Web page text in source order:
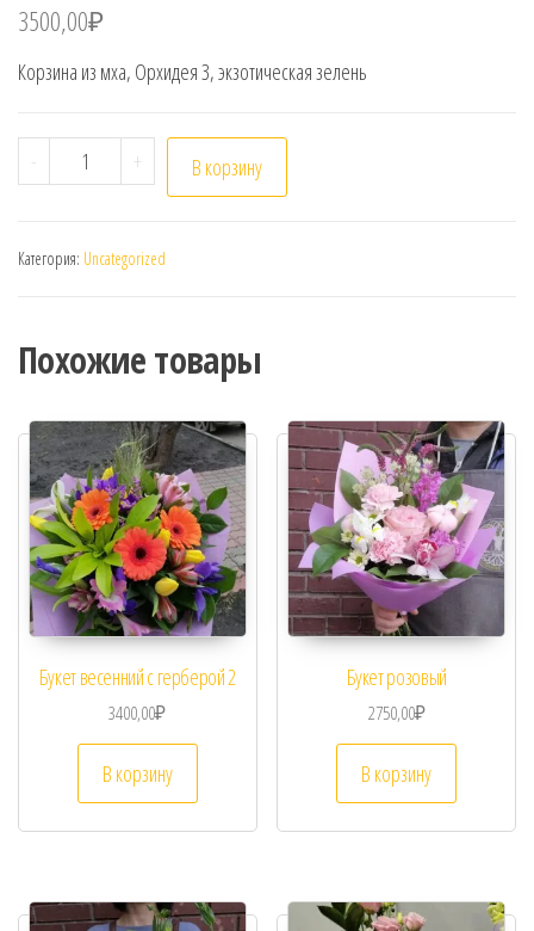
3500,00₽
Корзина из мха, Орхидея 3, экзотическая зелень
- Количество товара Корзина с орхидеей
+ В корзину
Категория: Uncategorized
Похожие товары
Букет весенний с герберой 2
3400,00₽
В корзину
Букет розовый
2750,00₽
В корзину